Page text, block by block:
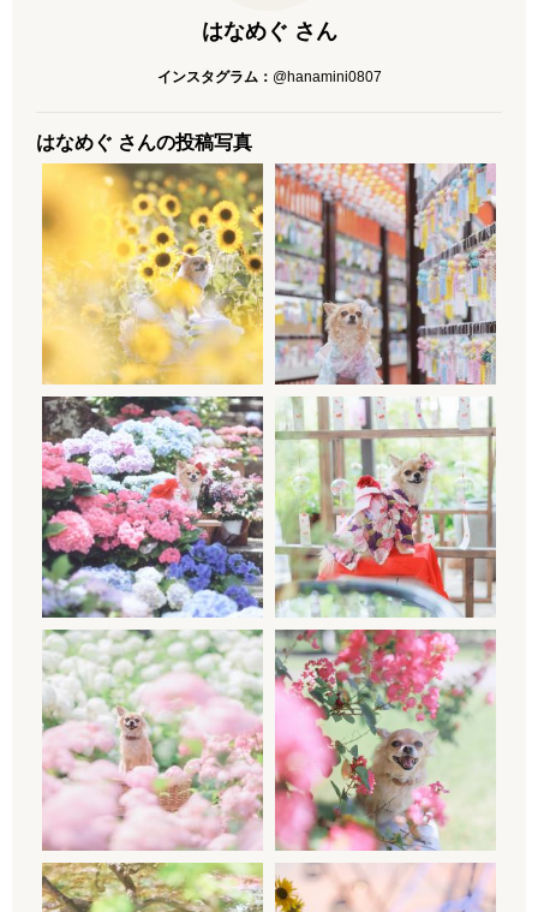
はなめぐ さん
インスタグラム： @hanamini0807
はなめぐ さんの投稿写真